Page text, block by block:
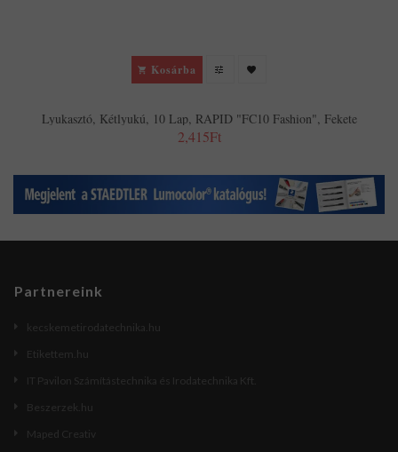
Kosárba
Lyukasztó, Kétlyukú, 10 Lap, RAPID "FC10 Fashion", Fekete
2,415Ft
Partnereink
kecskemetirodatechnika.hu
Etikettem.hu
IT Pavilon Számítástechnika és Irodatechnika Kft.
Beszerzek.hu
Maped Creativ